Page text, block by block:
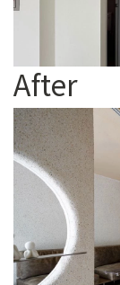
After